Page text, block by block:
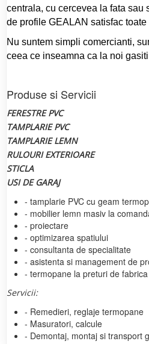
centrala, cu cercevea la fata sau
de profile GEALAN satisfac toate
Nu suntem simpli comercianti,
ceea ce inseamna ca la noi
Produse si Servicii
FERESTRE PVC
TAMPLARIE PVC
TAMPLARIE LEMN
RULOURI EXTERIOARE
STICLA
USI DE GARAJ
- tamplarie PVC cu geam
- mobilier lemn masiv la
- proiectare
- optimizarea spatiului
- consultanta de specialitate
- asistenta si management de
- termopane la preturi de fabrica
Servicii:
- Remedieri, reglaje termopane
- Masuratori, calcule
- Demontaj, montaj si transport